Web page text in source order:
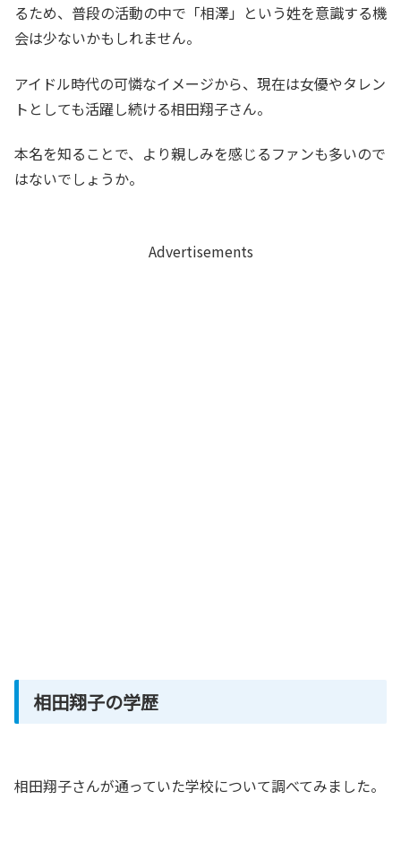
るため、普段の活動の中で「相澤」という姓を意識する機
会は少ないかもしれません。
アイドル時代の可憐なイメージから、現在は女優やタレン
トとしても活躍し続ける相田翔子さん。
本名を知ることで、より親しみを感じるファンも多いので
はないでしょうか。
Advertisements
相田翔子の学歴
相田翔子さんが通っていた学校について調べてみました。